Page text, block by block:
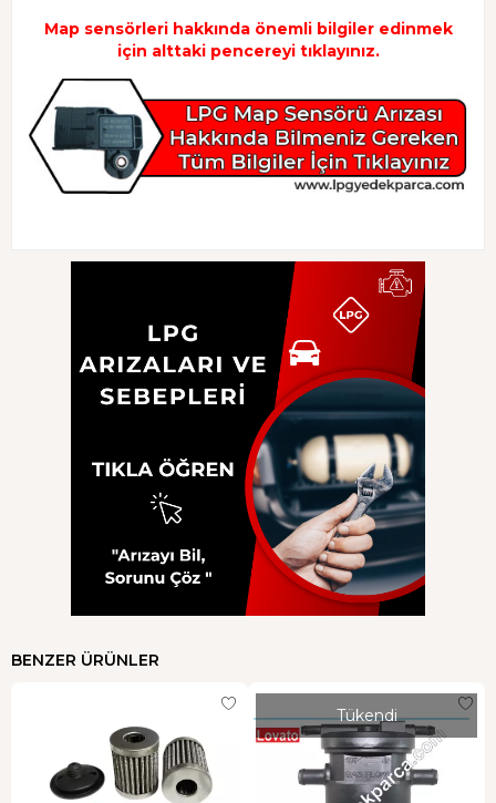
Map sensörleri hakkında önemli bilgiler edinmek
için alttaki pencereyi tıklayınız.
BENZER ÜRÜNLER
Tükendi